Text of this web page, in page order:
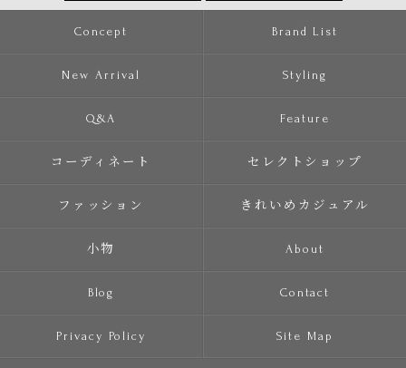
Concept Brand List
New Arrival Styling
Q&A Feature
コーディネート セレクトショップ
ファッション きれいめカジュアル
小物 About
Blog Contact
Privacy Policy Site Map